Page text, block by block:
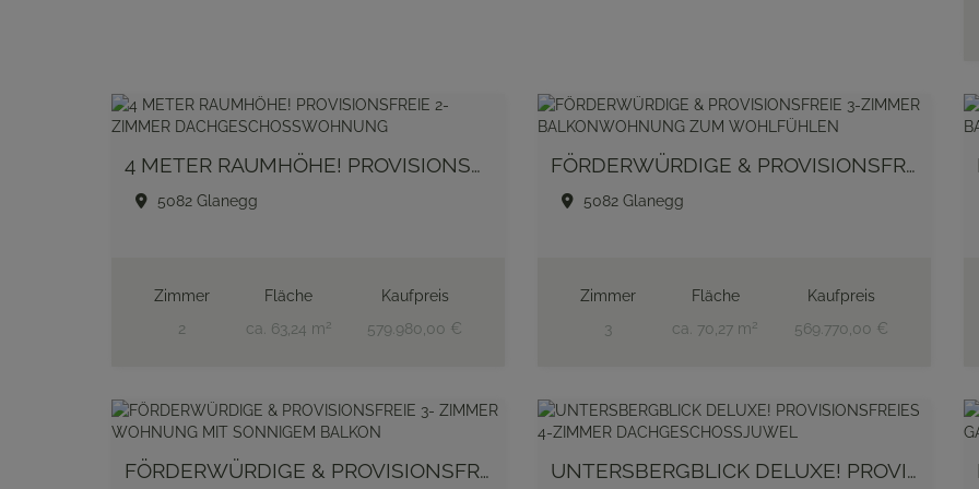
4 METER RAUMHÖHE! PROVISIONSFREIE 2-ZIMMER DACHGESCHOSSWOHNUNG
5082 Glanegg
Zimmer
2
Fläche
ca. 63,24 m2
Kaufpreis
579.980,00 €
FÖRDERWÜRDIGE & PROVISIONSFREIE 3-ZIMMER BALKONWOHNUNG ZUM WOHLFÜHLEN
5082 Glanegg
Zimmer
3
Fläche
ca. 70,27 m2
Kaufpreis
569.770,00 €
FÖRDERWÜRDIGE & PROVISIONSFREIE 3- ZIMMER WOHNUNG MIT SONNIGEM BALKON UNTERSBERGBLICK DELUXE! PROVISIONSFREIES 4-ZIMMER DACHGESCHOSSJUWEL